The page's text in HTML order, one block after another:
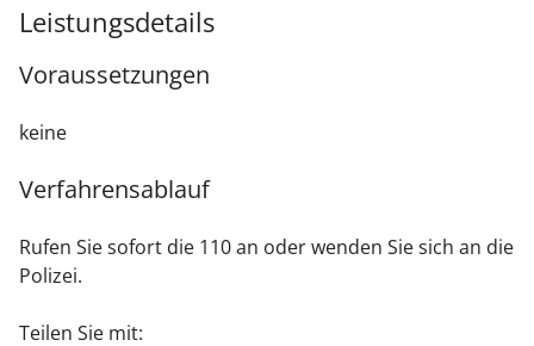
Leistungsdetails
Voraussetzungen
keine
Verfahrensablauf
Rufen Sie sofort die 110 an oder wenden Sie sich an die
Polizei.
Teilen Sie mit: